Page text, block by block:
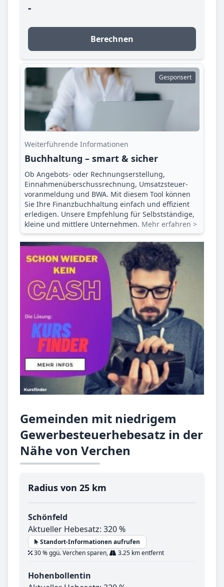
-
Berechnen
Gesponsert
Weiterführende Informationen
Buchhaltung – smart & sicher
Ob Angebots- oder Rechnungserstellung,
Einnahmenüberschuss­rechnung, Umsatzsteuer­
voranmeldung und BWA. Mit diesem Tool können
Sie Ihre Finanz­buchhaltung einfach und effizient
erledigen. Unsere Empfehlung für Selbstständige,
kleine und mittlere Unternehmen. Mehr erfahren >
Gemeinden mit niedrigem
Gewerbesteuerhebesatz in der
Nähe von Verchen
Radius von 25 km
Schönfeld
Aktueller Hebesatz: 320 %
Standort-Informationen aufrufen
30 % ggü. Verchen sparen,
3.25 km entfernt
Hohenbollentin